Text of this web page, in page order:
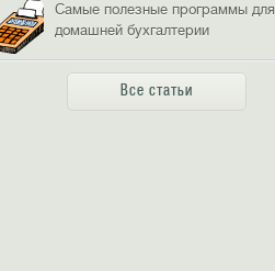
Самые полезные программы для
домашней бухгалтерии
Все статьи